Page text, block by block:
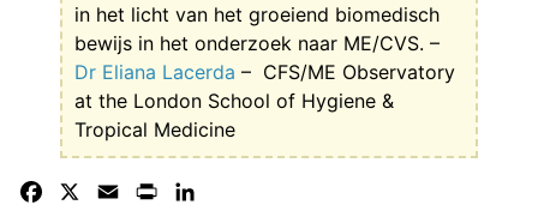
in het licht van het groeiend biomedisch
bewijs in het onderzoek naar ME/CVS. –
Dr Eliana Lacerda – CFS/ME Observatory
at the London School of Hygiene &
Tropical Medicine
Facebook Email Print